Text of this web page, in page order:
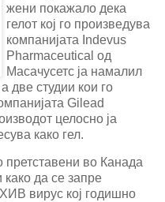
жени покажало дека
гелот кој го произведува
компанијата Indevus
Pharmaceutical од
Масачусетс ја намалил
две студии кои го
Gilead
целосно ја
како гел.
претставени во Канада
да се запре
вирус кој годишно